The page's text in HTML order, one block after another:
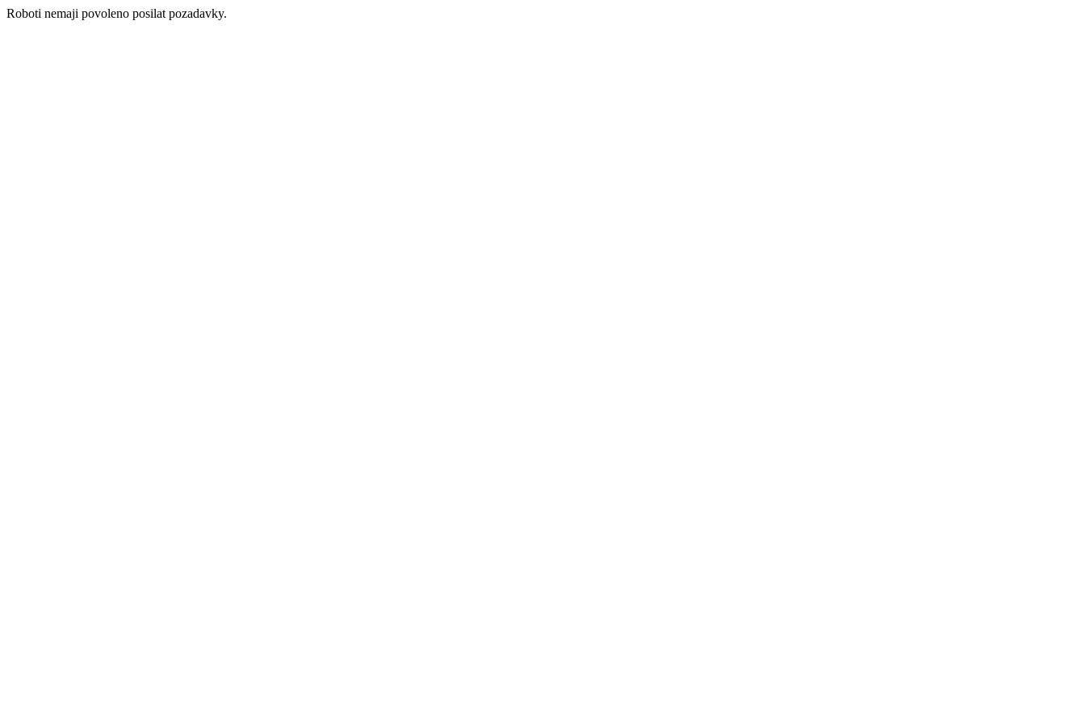
Roboti nemaji povoleno posilat pozadavky.